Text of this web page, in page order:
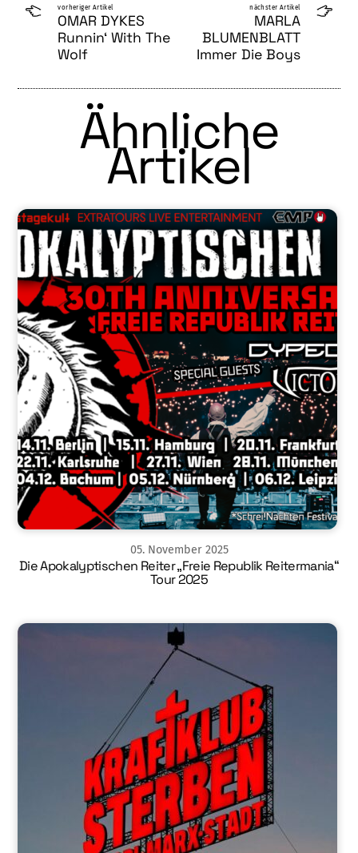
vorheriger Artikel
OMAR DYKES
Runnin‘ With The
Wolf
nächster Artikel
MARLA
BLUMENBLATT
Immer Die Boys
Ähnliche
Artikel
05. November 2025
Die Apokalyptischen Reiter „Freie Republik Reitermania“
Tour 2025